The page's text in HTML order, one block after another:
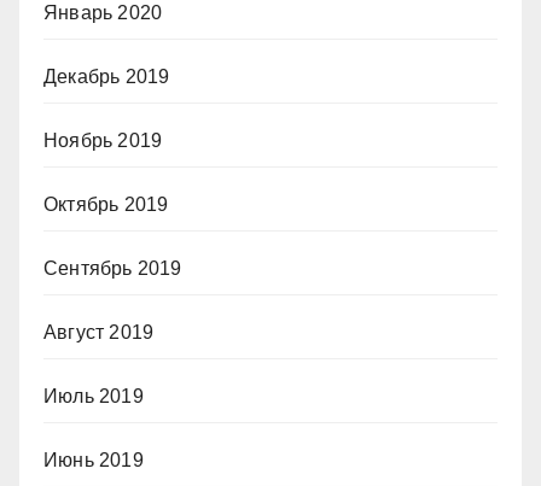
Январь 2020
Декабрь 2019
Ноябрь 2019
Октябрь 2019
Сентябрь 2019
Август 2019
Июль 2019
Июнь 2019